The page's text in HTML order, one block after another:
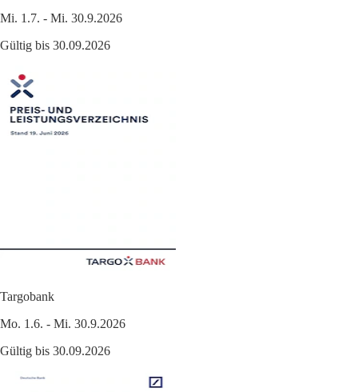
Mi. 1.7. - Mi. 30.9.2026
Gültig bis 30.09.2026
Targobank
Mo. 1.6. - Mi. 30.9.2026
Gültig bis 30.09.2026